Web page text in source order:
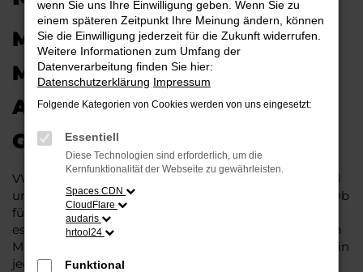
MIT RABATT DURCH MINDEN
MIT DEM VW TIGUAN
ALLSPACE
GEBRAUCHTWAGEN
VW Tiguan Allspace Gebrauchtwagen liegen im Trend
und das hat einen vergleichsweise einfachen Grund. Ob
für Fahrten in und um Minden oder längere Strecken:
es existieren schlichtweg kaum Fahrzeuge, die diesem
Modell das Wasser reichen können. Die Qualität steht in
jeder Modellgeneration außer Frage. Hinzu kommen
wenn Sie uns Ihre Einwilligung geben. Wenn Sie zu
einem späteren Zeitpunkt Ihre Meinung ändern, können
Sie die Einwilligung jederzeit für die Zukunft widerrufen.
Weitere Informationen zum Umfang der
Datenverarbeitung finden Sie hier:
Datenschutzerklärung Impressum
Folgende Kategorien von Cookies werden von uns eingesetzt:
Essentiell
Diese Technologien sind erforderlich, um die
Kernfunktionalität der Webseite zu gewährleisten.
Spaces CDN
CloudFlare
audaris
hrtool24
Funktional